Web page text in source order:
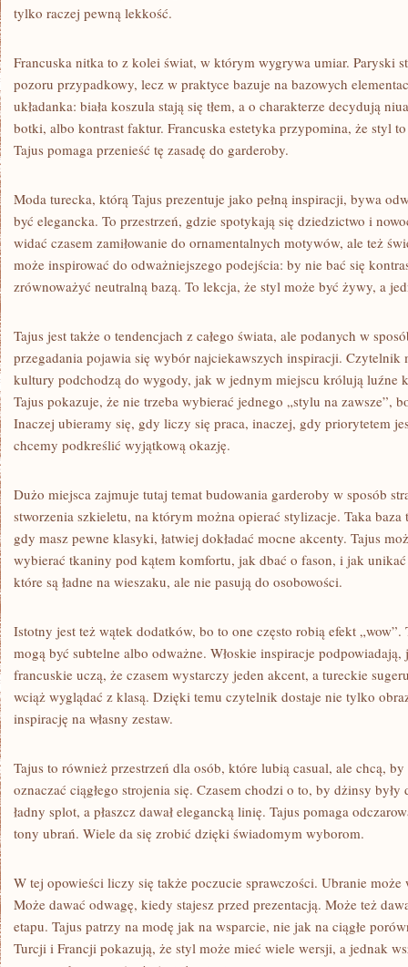
tylko raczej pewną lekkość.
Francuska nitka to z kolei świat, w którym wygrywa umiar. Paryski
pozoru przypadkowy, lecz w praktyce bazuje na bazowych
układanka: biała koszula stają się tłem, a o charakterze decydują
botki, albo kontrast faktur. Francuska estetyka przypomina, że styl
Tajus pomaga przenieść tę zasadę do garderoby.
Moda turecka, którą Tajus prezentuje jako pełną inspiracji, bywa
być elegancka. To przestrzeń, gdzie spotykają się dziedzictwo i
widać czasem zamiłowanie do ornamentalnych motywów, ale też
może inspirować do odważniejszego podejścia: by nie bać się
zrównoważyć neutralną bazą. To lekcja, że styl może być żywy, a
Tajus jest także o tendencjach z całego świata, ale podanych w
przegadania pojawia się wybór najciekawszych inspiracji. Czytelnik
kultury podchodzą do wygody, jak w jednym miejscu królują luźne
Tajus pokazuje, że nie trzeba wybierać jednego „stylu na zawsze”,
Inaczej ubieramy się, gdy liczy się praca, inaczej, gdy priorytetem
chcemy podkreślić wyjątkową okazję.
Dużo miejsca zajmuje tutaj temat budowania garderoby w sposób
stworzenia szkieletu, na którym można opierać stylizacje. Taka
gdy masz pewne klasyki, łatwiej dokładać mocne akcenty. Tajus
wybierać tkaniny pod kątem komfortu, jak dbać o fason, i jak
które są ładne na wieszaku, ale nie pasują do osobowości.
Istotny jest też wątek dodatków, bo to one często robią efekt
mogą być subtelne albo odważne. Włoskie inspiracje podpowiadają,
francuskie uczą, że czasem wystarczy jeden akcent, a tureckie
wciąż wyglądać z klasą. Dzięki temu czytelnik dostaje nie tylko
inspirację na własny zestaw.
Tajus to również przestrzeń dla osób, które lubią casual, ale chcą,
oznaczać ciągłego strojenia się. Czasem chodzi o to, by dżinsy były
ładny splot, a płaszcz dawał elegancką linię. Tajus pomaga
tony ubrań. Wiele da się zrobić dzięki świadomym wyborom.
W tej opowieści liczy się także poczucie sprawczości. Ubranie
Może dawać odwagę, kiedy stajesz przed prezentacją. Może też
etapu. Tajus patrzy na modę jak na wsparcie, nie jak na ciągłe
Turcji i Francji pokazują, że styl może mieć wiele wersji, a jednak